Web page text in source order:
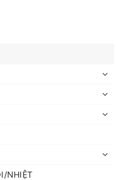
NHIỆT